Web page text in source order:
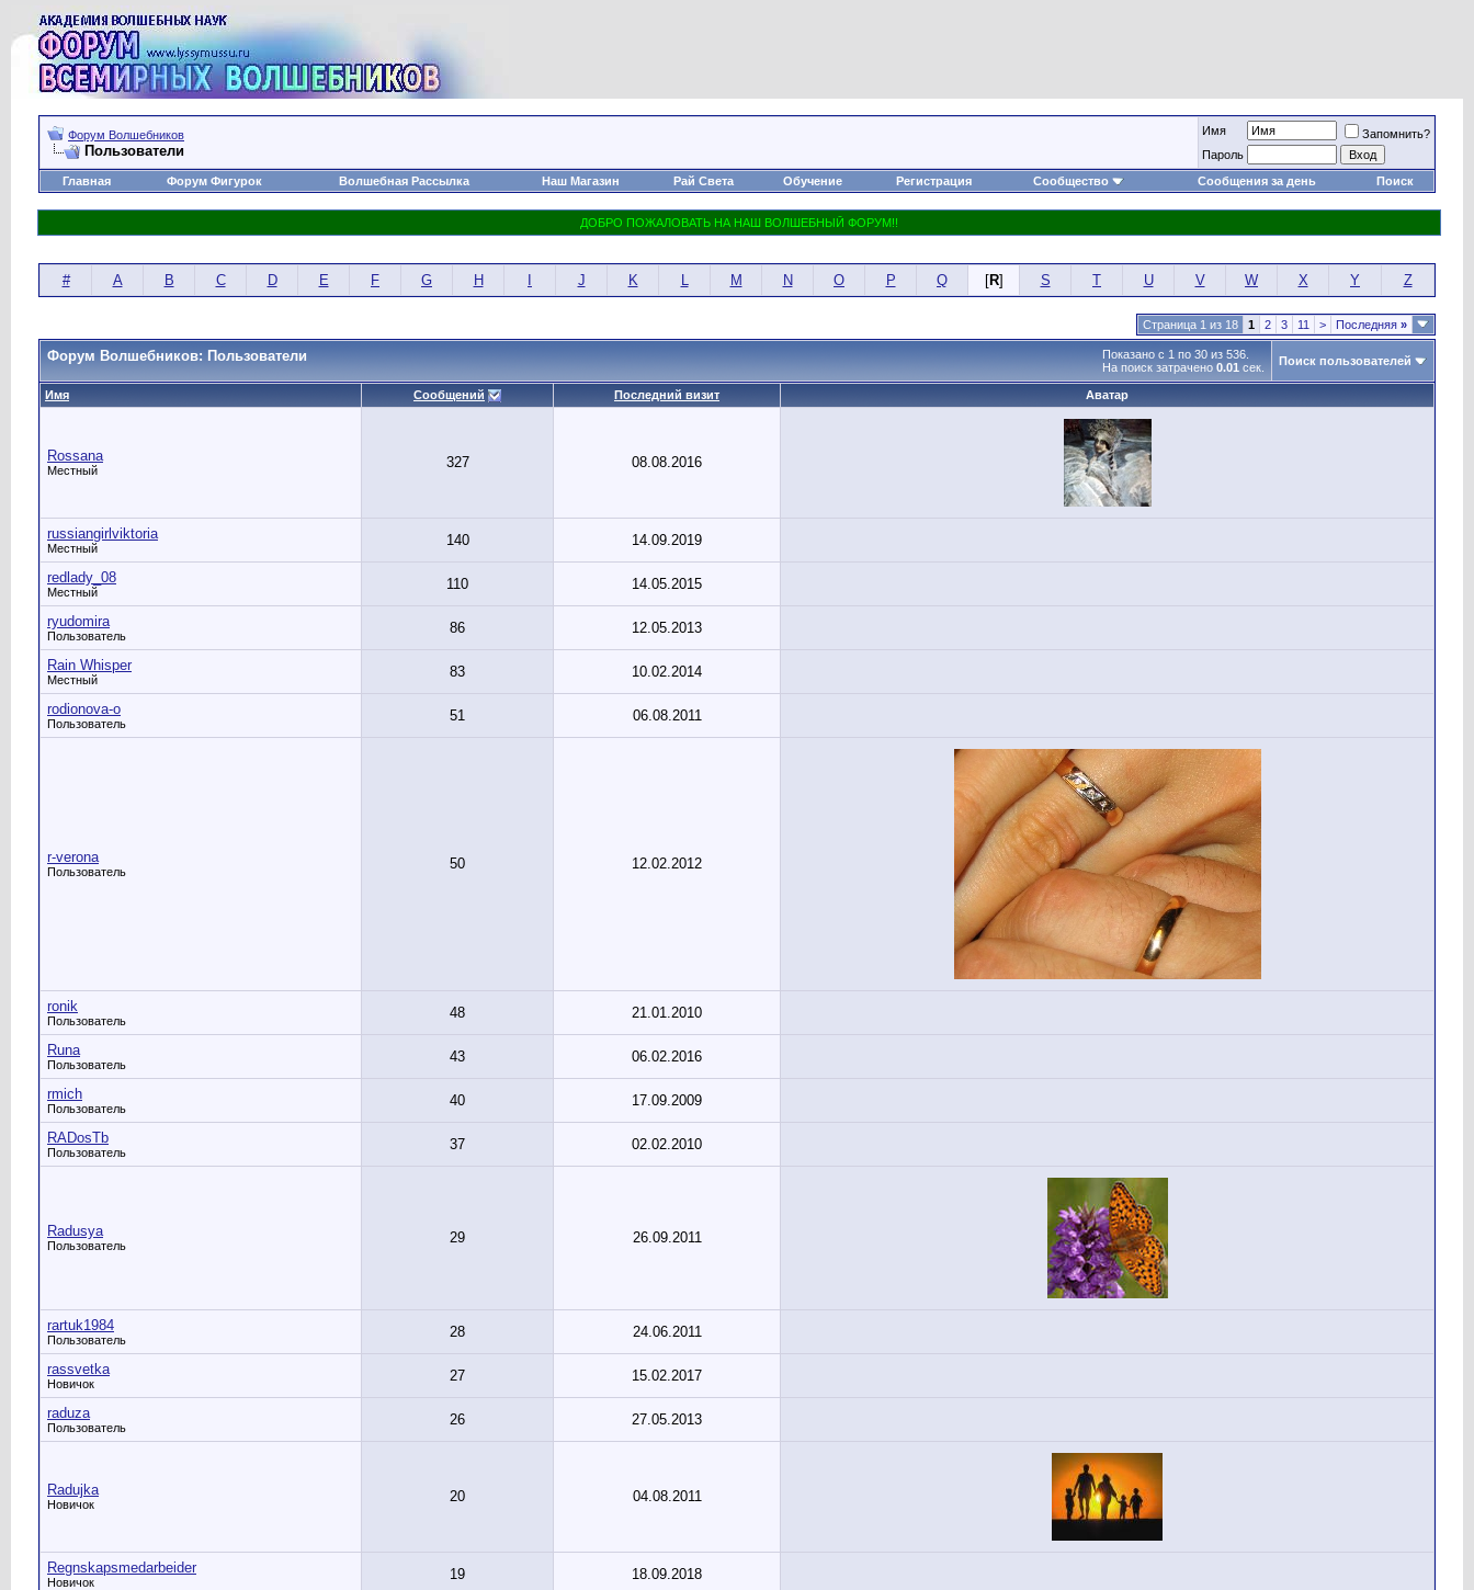
Форум Волшебников
Пользователи
Имя
Запомнить?
Пароль
Главная
Форум Фигурок Волшебная Рассылка Наш Магазин Рай Света Обучение Регистрация Сообщество Сообщения за день Поиск
# A B C D E F G H J K L M N O P Q [R] S T U V W X Y Z
Страница 1 из 18 1 2 3 11 > Последняя »
Показано с 1 по 30 из 536.
На поиск затрачено 0.01 сек.
Форум Волшебников: Пользователи Поиск пользователей
Имя Сообщений Последний визит Аватар
Rossana
Местный 327 08.08.2016
russiangirlviktoria
Местный 140 14.09.2019
redlady_08
Местный 110 14.05.2015
ryudomira
Пользователь 86 12.05.2013
Rain Whisper
Местный 83 10.02.2014
rodionova-o
Пользователь 51 06.08.2011
r-verona
Пользователь 50 12.02.2012
ronik
Пользователь 48 21.01.2010
Runa
Пользователь 43 06.02.2016
rmich
Пользователь 40 17.09.2009
RADosTb
Пользователь 37 02.02.2010
Radusya
Пользователь 29 26.09.2011
rartuk1984
Пользователь 28 24.06.2011
rassvetka
Новичок 27 15.02.2017
raduza
Пользователь 26 27.05.2013
Radujka
Новичок 20 04.08.2011
Regnskapsmedarbeider
Новичок 19 18.09.2018